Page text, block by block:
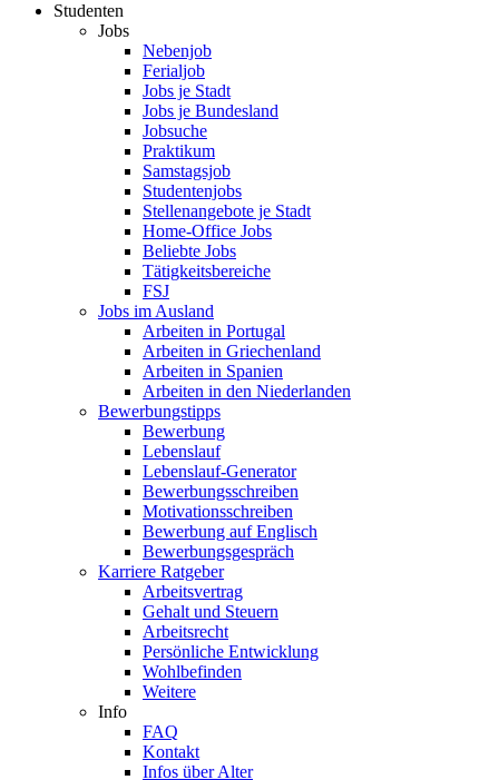
Studenten
Jobs
Nebenjob
Ferialjob
Jobs je Stadt
Jobs je Bundesland
Jobsuche
Praktikum
Samstagsjob
Studentenjobs
Stellenangebote je Stadt
Home-Office Jobs
Beliebte Jobs
Tätigkeitsbereiche
FSJ
Jobs im Ausland
Arbeiten in Portugal
Arbeiten in Griechenland
Arbeiten in Spanien
Arbeiten in den Niederlanden
Bewerbungstipps
Bewerbung
Lebenslauf
Lebenslauf-Generator
Bewerbungsschreiben
Motivationsschreiben
Bewerbung auf Englisch
Bewerbungsgespräch
Karriere Ratgeber
Arbeitsvertrag
Gehalt und Steuern
Arbeitsrecht
Persönliche Entwicklung
Wohlbefinden
Weitere
Info
FAQ
Kontakt
Infos über Alter